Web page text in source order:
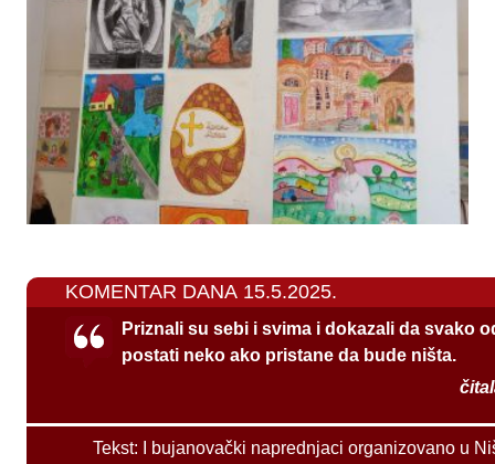
KOMENTAR DANA 15.5.2025.
Priznali su sebi i svima i dokazali da svako
postati neko ako pristane da bude ništa.
Tekst:
I bujanovački naprednjaci organizovano u